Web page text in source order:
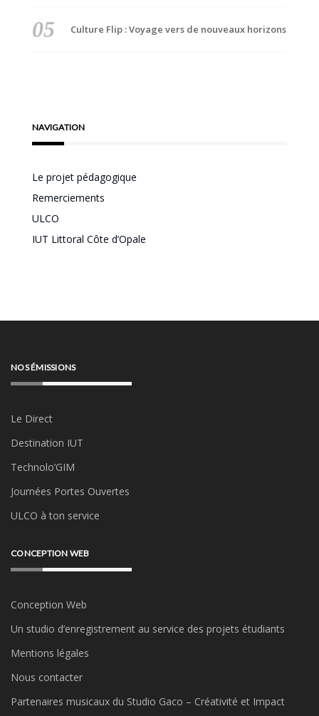
Culture Flip : Voyage vers de nouveaux horizons
NAVIGATION
Le projet pédagogique
Remerciements
ULCO
IUT Littoral Côte d’Opale
NOS ÉMISSIONS
Le Direct
Destination IUT
Technolo’GIM
Journées Portes Ouvertes
ULCO à ton service
CONCEPTION WEB
Conception Web
Un studio d’enregistrement au service des projets étudiants
Mentions légales
Nous contacter
Partenaires musicaux du Studio Gaco – Créativité et Impact